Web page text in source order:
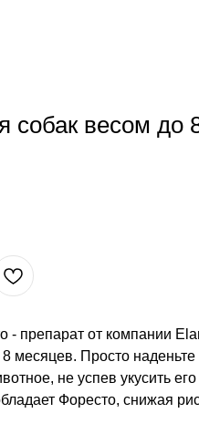
весом до
препарат от компании
месяцев. Просто
не успев укусить
Форесто, снижая